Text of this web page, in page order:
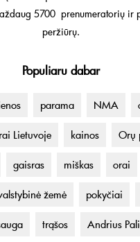
5700 prenumeratorių ir
peržiūrų.
Populiaru dabar
parama NMA
Lietuvoje kainos Orų
gaisras miškas orai
žemė pokyčiai
trąšos Andrius